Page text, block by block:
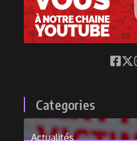
Categories
Actualités